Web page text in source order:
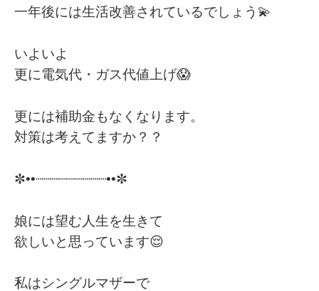
一年後には生活改善されているでしょう💫
いよいよ
更に電気代・ガス代値上げ😱
更には補助金もなくなります。
対策は考えてますか？？
✼••┈┈┈┈┈┈┈┈┈••✼
娘には望む人生を生きて
欲しいと思っています😌
私はシングルマザーで